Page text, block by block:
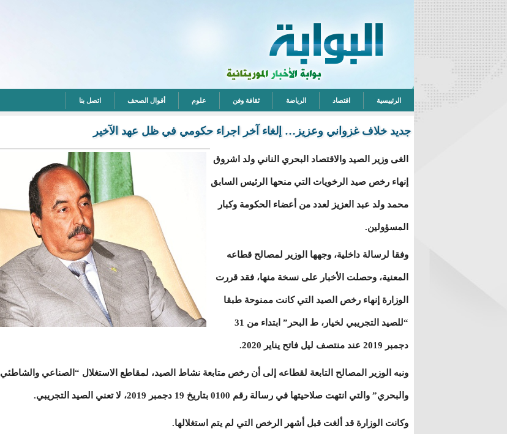
الرئييسية اقتصاد الرياضة ثقافة وفن علوم أقوال الصحف اتصل بنا
جديد خلاف غزواني وعزيز… إلغاء آخر اجراء حكومي في ظل عهد الآخير
الغى وزير الصيد والاقتصاد البحري الناني ولد اشروق
إنهاء رخص صيد الرخويات التي منحها الرئيس السابق
محمد ولد عبد العزيز لعدد من أعضاء الحكومة وكبار
المسؤولين.
وفقا لرسالة داخلية، وجهها الوزير لمصالح قطاعه
المعنية، وحصلت الأخبار على نسخة منها، فقد قررت
الوزارة إنهاء رخص الصيد التي كانت ممنوحة طبقا
“للصيد التجريبي لخيار، ط البحر” ابتداء من 31
دجمبر 2019 عند منتصف ليل فاتح يناير 2020.
ونبه الوزير المصالح التابعة لقطاعه إلى أن رخص متابعة نشاط الصيد، لمقاطع الاستغلال “الصناعي والشاطئي
والبحري” والتي انتهت صلاحيتها في رسالة رقم 0100 بتاريخ 19 دجمبر 2019، لا تعني الصيد التجريبي.
وكانت الوزارة قد ألغت قبل أشهر الرخص التي لم يتم استغلالها.